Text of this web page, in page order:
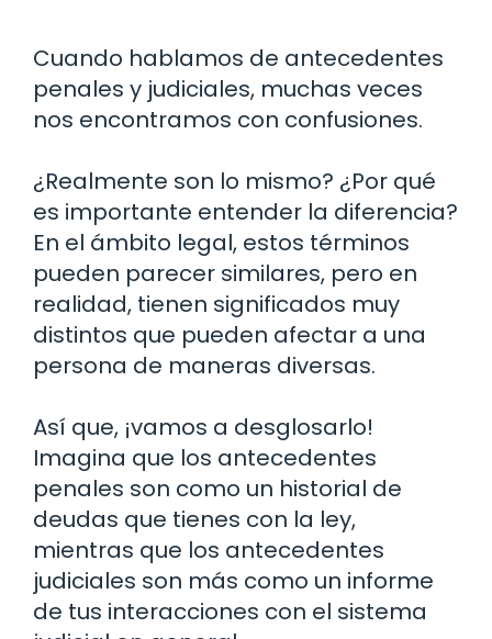
Cuando hablamos de antecedentes
penales y judiciales, muchas veces
nos encontramos con confusiones.
¿Realmente son lo mismo? ¿Por qué
es importante entender la diferencia?
En el ámbito legal, estos términos
pueden parecer similares, pero en
realidad, tienen significados muy
distintos que pueden afectar a una
persona de maneras diversas.
Así que, ¡vamos a desglosarlo!
Imagina que los antecedentes
penales son como un historial de
deudas que tienes con la ley,
mientras que los antecedentes
judiciales son más como un informe
de tus interacciones con el sistema